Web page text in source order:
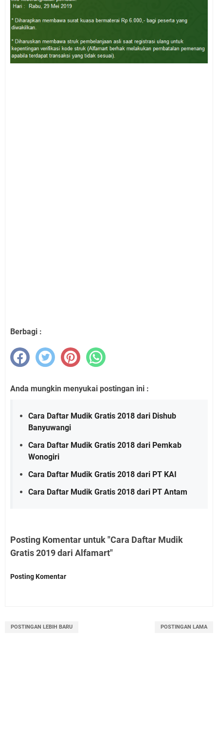
Berbagi :
Anda mungkin menyukai postingan ini :
Cara Daftar Mudik Gratis 2018 dari Dishub
Banyuwangi
Cara Daftar Mudik Gratis 2018 dari Pemkab
Wonogiri
Cara Daftar Mudik Gratis 2018 dari PT KAI
Cara Daftar Mudik Gratis 2018 dari PT Antam
Posting Komentar untuk "Cara Daftar Mudik
Gratis 2019 dari Alfamart"
Posting Komentar
POSTINGAN LEBIH BARU POSTINGAN LAMA